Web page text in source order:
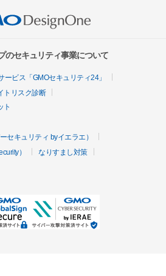
のセキュリティ事業について
ビス「GMOセキュリティ24」
トリスク診断
ト
セキュリティ byイエラエ）
）
なりすまし対策